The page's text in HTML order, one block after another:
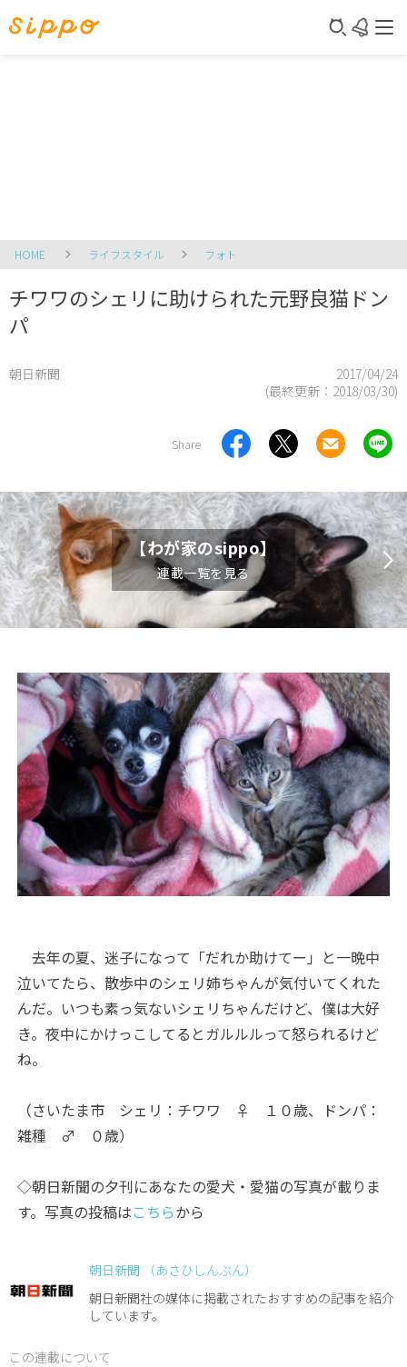
HOME ライフスタイル フォト
チワワのシェリに助けられた元野良猫ドン
パ
朝日新聞
2017/04/24
(最終更新： 2018/03/30)
Share
【わが家のsippo】
連載一覧を見る
去年の夏、迷子になって「だれか助けてー」と一晩中
泣いてたら、散歩中のシェリ姉ちゃんが気付いてくれた
んだ。いつも素っ気ないシェリちゃんだけど、僕は大好
き。夜中にかけっこしてるとガルルルって怒られるけど
ね。
（さいたま市 シェリ：チワワ ♀ １０歳、ドンパ：
雑種 ♂ ０歳）
◇朝日新聞の夕刊にあなたの愛犬・愛猫の写真が載りま
す。写真の投稿はこちらから
朝日新聞 （あさひしんぶん）
朝日新聞社の媒体に掲載されたおすすめの記事を紹介
しています。
この連載について